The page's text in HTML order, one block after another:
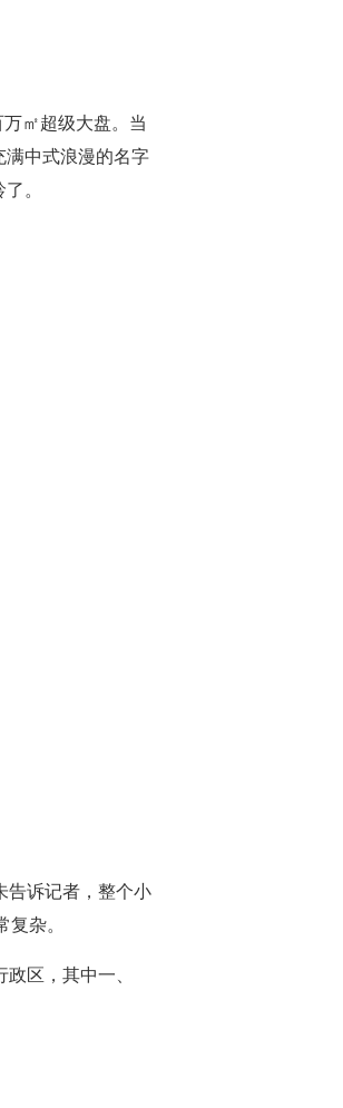
㎡超级大盘。当
满中式浪漫的名字
。
告诉记者，整个小
杂。
区，其中一、